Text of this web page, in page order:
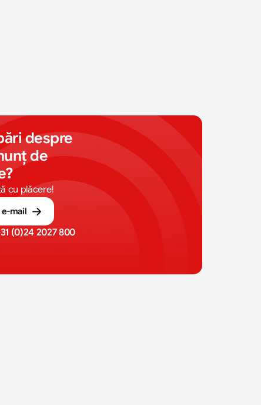
despre
de
cu plăcere!
e-mail
(0)24 2027 800